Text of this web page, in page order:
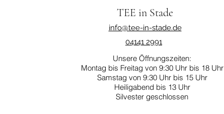
TEE in Stade
info@tee-in-stade.de
04141 2991
Unsere Öffnungszeiten:
Montag bis Freitag von 9:30 Uhr bis 18 Uhr
Samstag von 9:30 Uhr bis 15 Uhr
Heiligabend bis 13 Uhr
Silvester geschlossen